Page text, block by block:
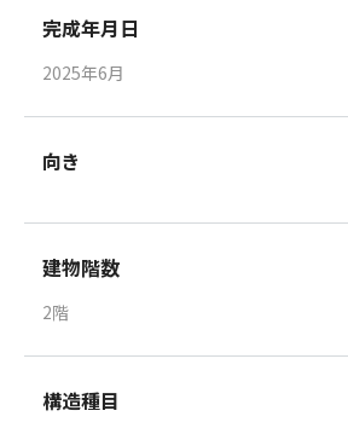
完成年月日
2025年6月
向き
建物階数
2階
構造種目